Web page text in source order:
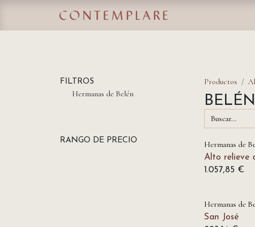
FILTROS
Hermanas de Belén
RANGO DE PRECIO
Productos
Hermanas de
Alto relieve
1.057,85 €
Hermanas de
San José